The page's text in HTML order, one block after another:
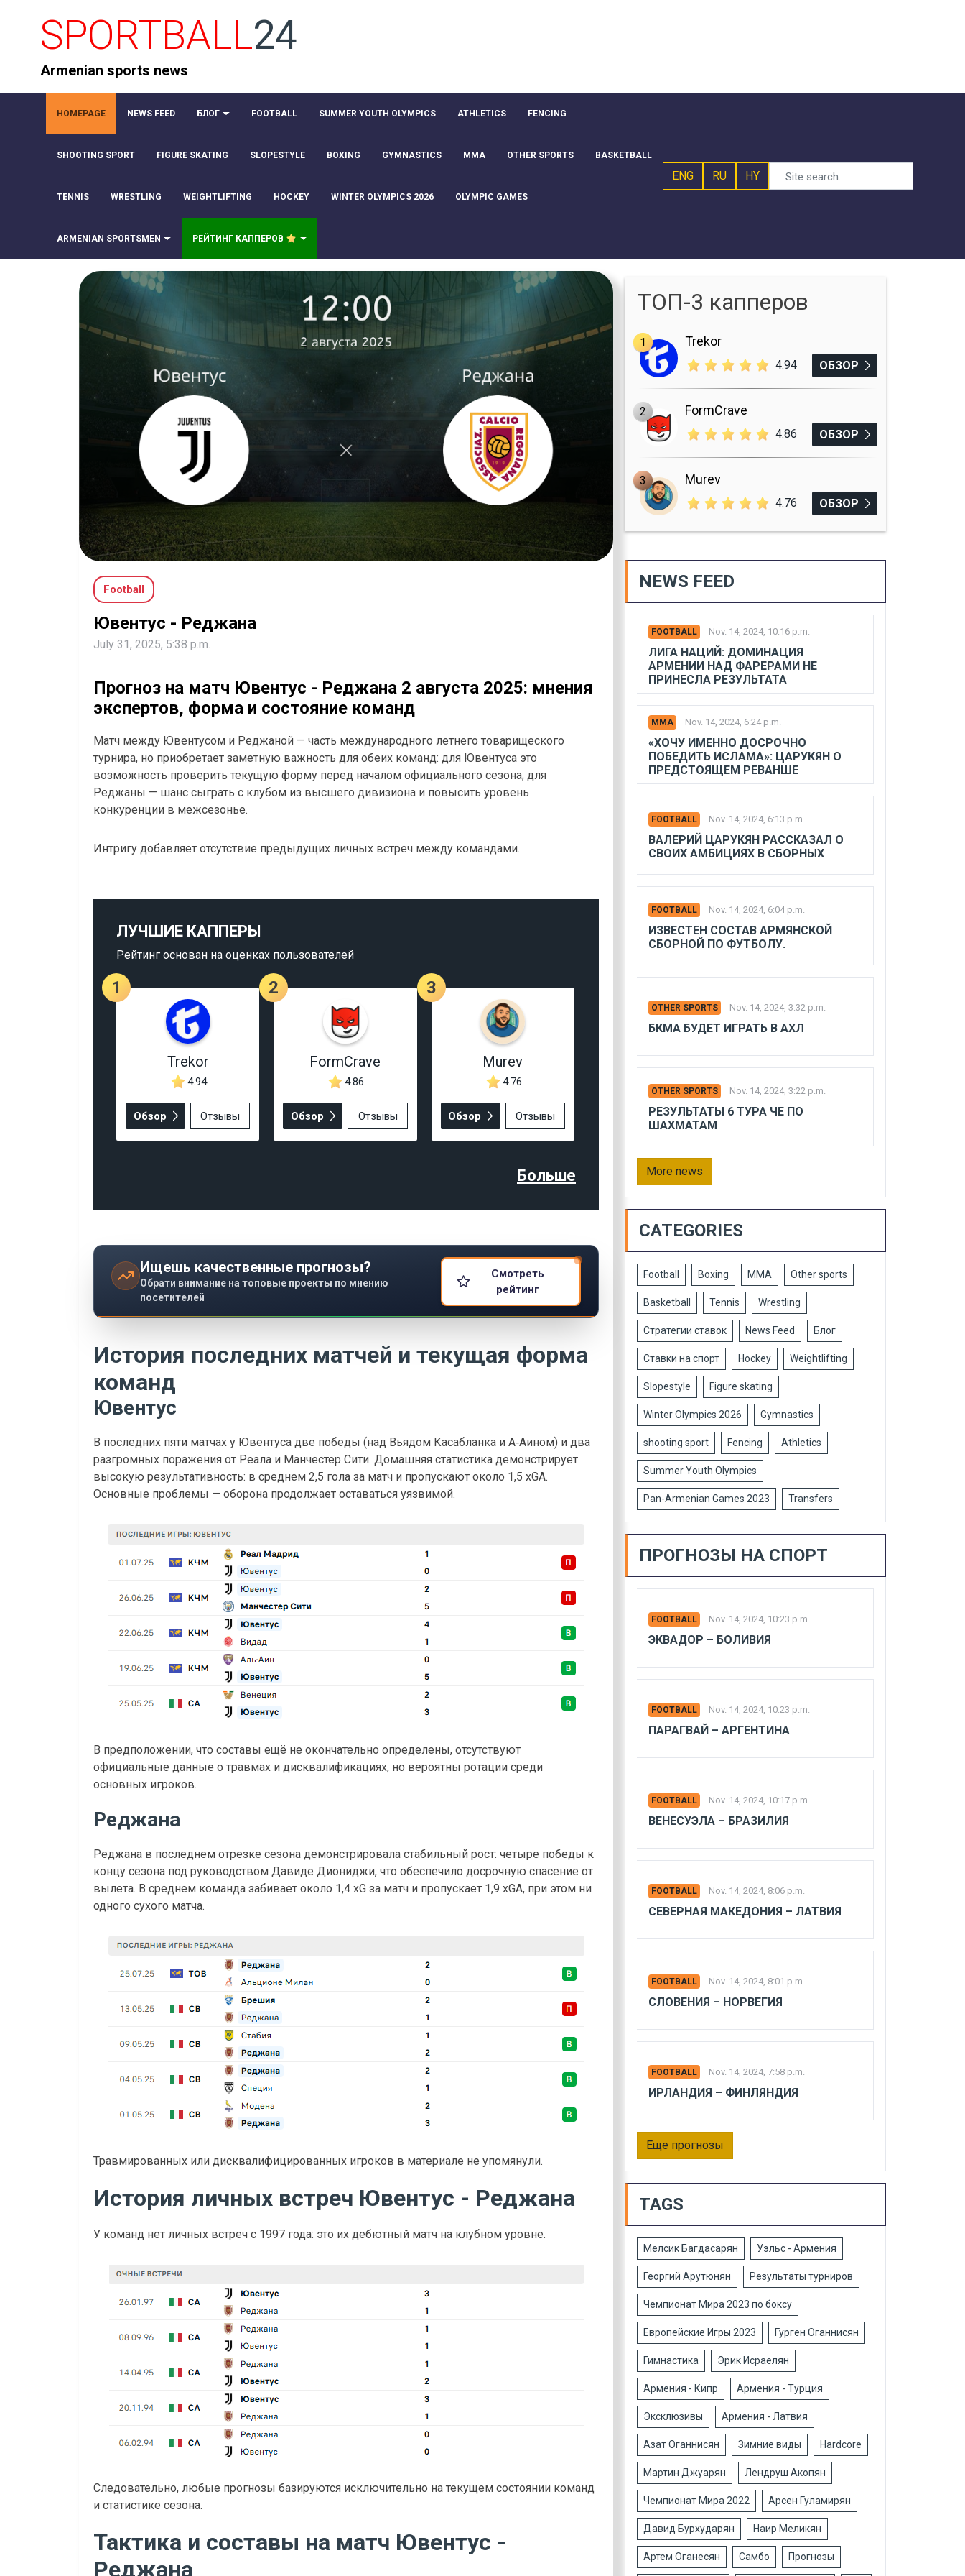
SPORTBALL24
Armenian sports news
HOMEPAGE NEWS FEED БЛОГ FOOTBALL SUMMER YOUTH OLYMPICS ATHLETICS FENCING
SHOOTING SPORT FIGURE SKATING SLOPESTYLE BOXING GYMNASTICS MMA OTHER SPORTS BASKETBALL
TENNIS WRESTLING WEIGHTLIFTING HOCKEY WINTER OLYMPICS 2026 OLYMPIC GAMES
ARMENIAN SPORTSMEN РЕЙТИНГ КАППЕРОВ
ENG RU HY
Football
Ювентус - Реджана
July 31, 2025, 5:38 p.m.
Прогноз на матч Ювентус - Реджана 2 августа 2025: мнения
экспертов, форма и состояние команд
Матч между Ювентусом и Реджаной — часть международного летнего товарищеского
турнира, но приобретает заметную важность для обеих команд: для Ювентуса это
возможность проверить текущую форму перед началом официального сезона; для
Реджаны — шанс сыграть с клубом из высшего дивизиона и повысить уровень
конкуренции в межсезонье.
Интригу добавляет отсутствие предыдущих личных встреч между командами.
ЛУЧШИЕ КАППЕРЫ
Рейтинг основан на оценках пользователей
1
Trekor
4.94
Обзор Отзывы
2
FormCrave
4.86
Обзор Отзывы
3
Murev
4.76
Обзор Отзывы
Больше
Ищешь качественные прогнозы?
Обрати внимание на топовые проекты по мнению
посетителей
Смотреть
рейтинг
История последних матчей и текущая форма
команд
Ювентус
В последних пяти матчах у Ювентуса две победы (над Вьядом Касабланка и А‑Аином) и два
разгромных поражения от Реала и Манчестер Сити. Домашняя статистика демонстрирует
высокую результативность: в среднем 2,5 гола за матч и пропускают около 1,5 xGA.
Основные проблемы — оборона продолжает оставаться уязвимой.
В предположении, что составы ещё не окончательно определены, отсутствуют
официальные данные о травмах и дисквалификациях, но вероятны ротации среди
основных игроков.
Реджана
Реджана в последнем отрезке сезона демонстрировала стабильный рост: четыре победы к
концу сезона под руководством Давиде Диониджи, что обеспечило досрочную спасение от
вылета. В среднем команда забивает около 1,4 xG за матч и пропускает 1,9 xGA, при этом ни
одного сухого матча.
Травмированных или дисквалифицированных игроков в материале не упомянули.
История личных встреч Ювентус - Реджана
У команд нет личных встреч с 1997 года: это их дебютный матч на клубном уровне.
Следовательно, любые прогнозы базируются исключительно на текущем состоянии команд
и статистике сезона.
Тактика и составы на матч Ювентус -
Реджана
ТОП-3 капперов
1 Trekor
4.94 ОБЗОР
2 FormCrave
4.86 ОБЗОР
3 Murev
4.76 ОБЗОР
NEWS FEED
FOOTBALL Nov. 14, 2024, 10:16 p.m.
ЛИГА НАЦИЙ: ДОМИНАЦИЯ
АРМЕНИИ НАД ФАРЕРАМИ НЕ
ПРИНЕСЛА РЕЗУЛЬТАТА
MMA Nov. 14, 2024, 6:24 p.m.
«ХОЧУ ИМЕННО ДОСРОЧНО
ПОБЕДИТЬ ИСЛАМА»: ЦАРУКЯН О
ПРЕДСТОЯЩЕМ РЕВАНШЕ
FOOTBALL Nov. 14, 2024, 6:13 p.m.
ВАЛЕРИЙ ЦАРУКЯН РАССКАЗАЛ О
СВОИХ АМБИЦИЯХ В СБОРНЫХ
FOOTBALL Nov. 14, 2024, 6:04 p.m.
ИЗВЕСТЕН СОСТАВ АРМЯНСКОЙ
СБОРНОЙ ПО ФУТБОЛУ.
OTHER SPORTS Nov. 14, 2024, 3:32 p.m.
БКМА БУДЕТ ИГРАТЬ В АХЛ
OTHER SPORTS Nov. 14, 2024, 3:22 p.m.
РЕЗУЛЬТАТЫ 6 ТУРА ЧЕ ПО
ШАХМАТАМ
More news
CATEGORIES
Football Boxing MMA Other sports
Basketball Tennis Wrestling
Стратегии ставок News Feed Блог
Ставки на спорт Hockey Weightlifting
Slopestyle Figure skating
Winter Olympics 2026 Gymnastics
shooting sport Fencing Athletics
Summer Youth Olympics
Pan-Armenian Games 2023 Transfers
ПРОГНОЗЫ НА СПОРТ
FOOTBALL Nov. 14, 2024, 10:23 p.m.
ЭКВАДОР – БОЛИВИЯ
FOOTBALL Nov. 14, 2024, 10:23 p.m.
ПАРАГВАЙ – АРГЕНТИНА
FOOTBALL Nov. 14, 2024, 10:17 p.m.
ВЕНЕСУЭЛА – БРАЗИЛИЯ
FOOTBALL Nov. 14, 2024, 8:06 p.m.
СЕВЕРНАЯ МАКЕДОНИЯ – ЛАТВИЯ
FOOTBALL Nov. 14, 2024, 8:01 p.m.
СЛОВЕНИЯ – НОРВЕГИЯ
FOOTBALL Nov. 14, 2024, 7:58 p.m.
ИРЛАНДИЯ – ФИНЛЯНДИЯ
Еще прогнозы
TAGS
Мелсик Багдасарян Уэльс - Армения
Георгий Арутюнян Результаты турниров
Чемпионат Мира 2023 по боксу
Европейские Игры 2023 Гурген Оганнисян
Гимнастика Эрик Исраелян
Армения - Кипр Армения - Турция
Эксклюзивы Армения - Латвия
Азат Оганнисян Зимние виды Hardcore
Мартин Джуарян Лендруш Акопян
Чемпионат Мира 2022 Арсен Гуламирян
Давид Бурхударян Наир Меликян
Артем Оганесян Самбо Прогнозы